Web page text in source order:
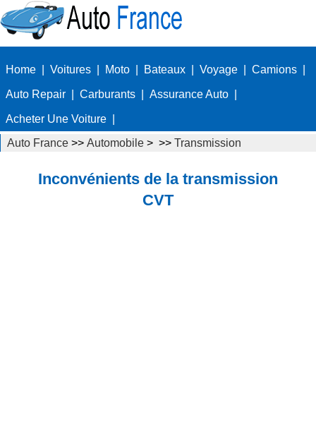
Home Voitures Moto Bateaux Voyage Camions
Auto Repair Carburants Assurance Auto
Acheter Une Voiture
Auto France >> Automobile > >> Transmission
Inconvénients de la transmission
CVT